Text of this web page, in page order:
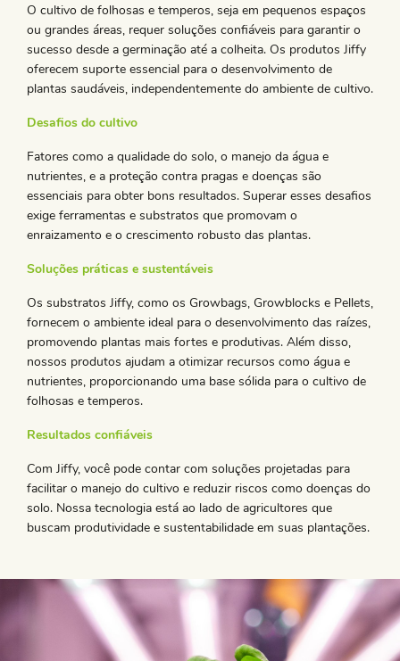
O cultivo de folhosas e temperos, seja em pequenos espaços
ou grandes áreas, requer soluções confiáveis para garantir o
sucesso desde a germinação até a colheita. Os produtos Jiffy
oferecem suporte essencial para o desenvolvimento de
plantas saudáveis, independentemente do ambiente de cultivo.
Desafios do cultivo
Fatores como a qualidade do solo, o manejo da água e
nutrientes, e a proteção contra pragas e doenças são
essenciais para obter bons resultados. Superar esses desafios
exige ferramentas e substratos que promovam o
enraizamento e o crescimento robusto das plantas.
Soluções práticas e sustentáveis
Os substratos Jiffy, como os Growbags, Growblocks e Pellets,
fornecem o ambiente ideal para o desenvolvimento das raízes,
promovendo plantas mais fortes e produtivas. Além disso,
nossos produtos ajudam a otimizar recursos como água e
nutrientes, proporcionando uma base sólida para o cultivo de
folhosas e temperos.
Resultados confiáveis
Com Jiffy, você pode contar com soluções projetadas para
facilitar o manejo do cultivo e reduzir riscos como doenças do
solo. Nossa tecnologia está ao lado de agricultores que
buscam produtividade e sustentabilidade em suas plantações.